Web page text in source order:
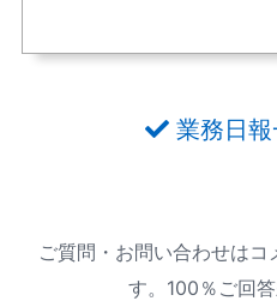
業務日
ご質問・お問い合わせは
す。100％ご回答